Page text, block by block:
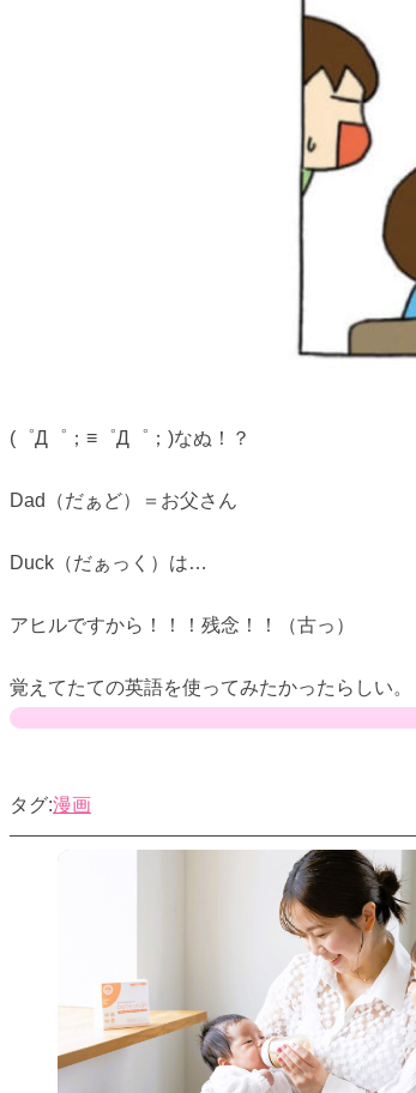
(゜Д゜；≡゜Д゜；)なぬ！？
Dad（だぁど）＝お父さん
Duck（だぁっく）は…
アヒルですから！！！残念！！（古っ）
覚えてたての英語を使ってみたかったらしい。
漫画